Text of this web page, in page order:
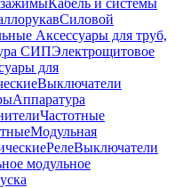
Кабель и системы
Силовой
Аксессуары для труб,
СИПЭлектрощитовое
для
Выключатели
Аппаратура
Частотные
Модульная
РелеВыключатели
модульное